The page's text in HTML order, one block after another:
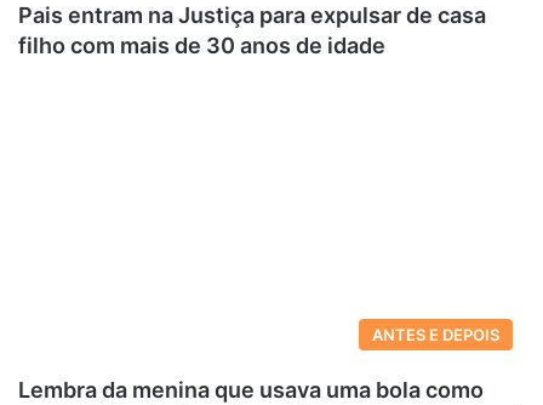
Pais entram na Justiça para expulsar de casa
filho com mais de 30 anos de idade
ANTES E DEPOIS
Lembra da menina que usava uma bola como